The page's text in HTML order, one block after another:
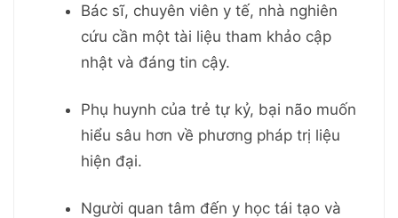
Bác sĩ, chuyên viên y tế, nhà nghiên
cứu cần một tài liệu tham khảo cập
nhật và đáng tin cậy.
Phụ huynh của trẻ tự kỷ, bại não muốn
hiểu sâu hơn về phương pháp trị liệu
hiện đại.
Người quan tâm đến y học tái tạo và